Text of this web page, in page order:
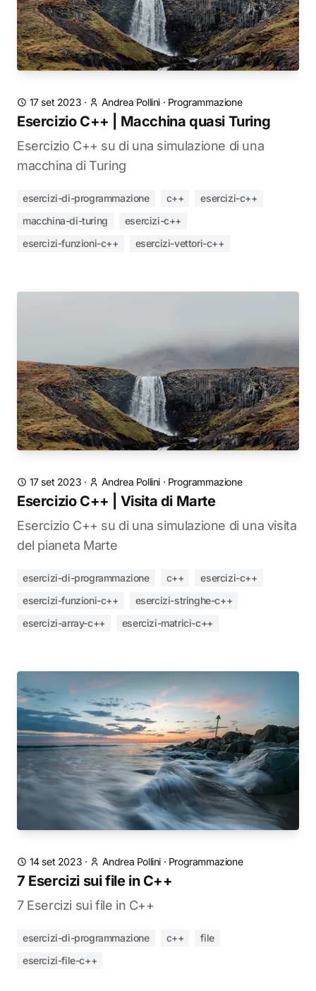
17 set 2023 · Andrea Pollini · Programmazione
Esercizio C++ | Macchina quasi Turing
Esercizio C++ su di una simulazione di una
macchina di Turing
esercizi-di-programmazione c++
esercizi-c++
macchina-di-turing
esercizi-c++
esercizi-funzioni-c++
esercizi-vettori-c++
17 set 2023 · Andrea Pollini · Programmazione
Esercizio C++ | Visita di Marte
Esercizio C++ su di una simulazione di una visita
del pianeta Marte
esercizi-di-programmazione c++
esercizi-c++
esercizi-funzioni-c++
esercizi-stringhe-c++
esercizi-array-c++
esercizi-matrici-c++
14 set 2023 · Andrea Pollini · Programmazione
7 Esercizi sui file in C++
7 Esercizi sui file in C++
esercizi-di-programmazione c++
file
esercizi-file-c++